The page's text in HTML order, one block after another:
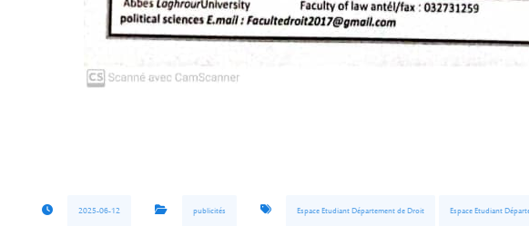
2025-06-12 publicités Espace Etudiant Département de Droit Espace Etudiant